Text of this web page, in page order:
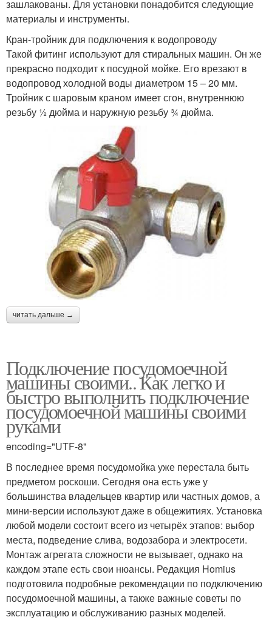
зашлакованы. Для установки понадобится следующие
материалы и инструменты.
Кран-тройник для подключения к водопроводу
Такой фитинг используют для стиральных машин. Он же
прекрасно подходит к посудной мойке. Его врезают в
водопровод холодной воды диаметром 15 – 20 мм.
Тройник с шаровым краном имеет сгон, внутреннюю
резьбу ½ дюйма и наружную резьбу ¾ дюйма.
читать дальше →
Подключение посудомоечной
машины своими.. Как легко и
быстро выполнить подключение
посудомоечной машины своими
руками
encoding="UTF-8"
В последнее время посудомойка уже перестала быть
предметом роскоши. Сегодня она есть уже у
большинства владельцев квартир или частных домов, а
мини-версии используют даже в общежитиях. Установка
любой модели состоит всего из четырёх этапов: выбор
места, подведение слива, водозабора и электросети.
Монтаж агрегата сложности не вызывает, однако на
каждом этапе есть свои нюансы. Редакция Homius
подготовила подробные рекомендации по подключению
посудомоечной машины, а также важные советы по
эксплуатацию и обслуживанию разных моделей.